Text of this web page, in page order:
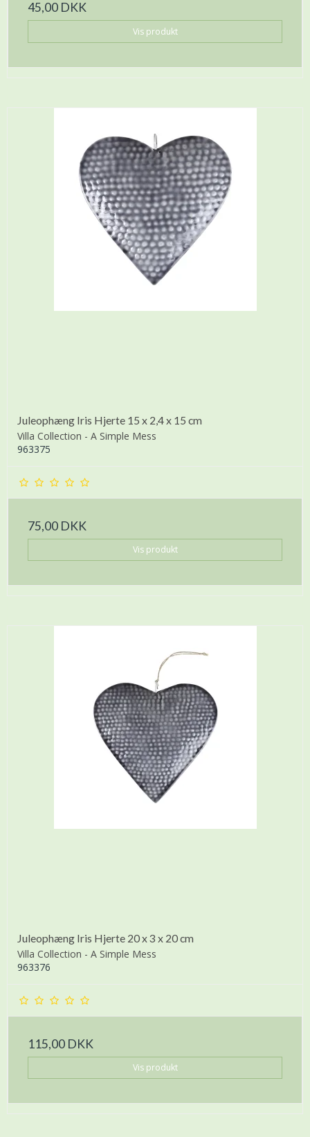
45,00 DKK
Vis produkt
Juleophæng Iris Hjerte 15 x 2,4 x 15 cm
Villa Collection - A Simple Mess
963375
75,00 DKK
Vis produkt
Juleophæng Iris Hjerte 20 x 3 x 20 cm
Villa Collection - A Simple Mess
963376
115,00 DKK
Vis produkt